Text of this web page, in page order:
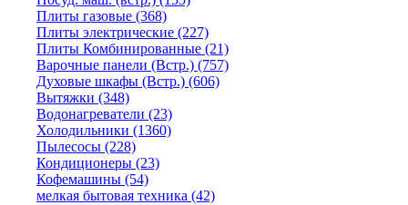
Плиты газовые (368)
Плиты электрические (227)
Плиты Комбинированные (21)
Варочные панели (Встр.) (757)
Духовые шкафы (Встр.) (606)
Вытяжки (348)
Водонагреватели (23)
Холодильники (1360)
Пылесосы (228)
Кондиционеры (23)
Кофемашины (54)
мелкая бытовая техника (42)